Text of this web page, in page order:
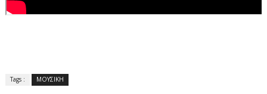
Tags : ΜΟΥΣΙΚΗ